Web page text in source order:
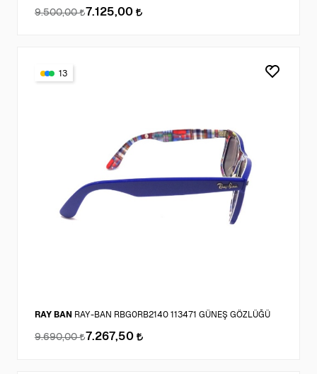
9.500,00 7.125,00
13
RAY BAN RAY-BAN RBG0RB2140 113471 GÜNEŞ GÖZLÜĞÜ
9.690,00 7.267,50